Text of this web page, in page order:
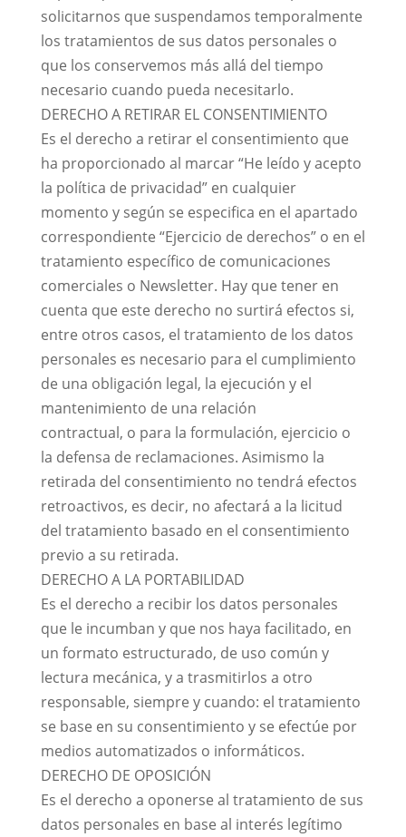
solicitarnos que suspendamos temporalmente
los tratamientos de sus datos personales o
que los conservemos más allá del tiempo
necesario cuando pueda necesitarlo.
DERECHO A RETIRAR EL CONSENTIMIENTO
Es el derecho a retirar el consentimiento que
ha proporcionado al marcar “He leído y acepto
la política de privacidad” en cualquier
momento y según se especifica en el apartado
correspondiente “Ejercicio de derechos” o en el
tratamiento específico de comunicaciones
comerciales o Newsletter. Hay que tener en
cuenta que este derecho no surtirá efectos si,
entre otros casos, el tratamiento de los datos
personales es necesario para el cumplimiento
de una obligación legal, la ejecución y el
mantenimiento de una relación
contractual, o para la formulación, ejercicio o
la defensa de reclamaciones. Asimismo la
retirada del consentimiento no tendrá efectos
retroactivos, es decir, no afectará a la licitud
del tratamiento basado en el consentimiento
previo a su retirada.
DERECHO A LA PORTABILIDAD
Es el derecho a recibir los datos personales
que le incumban y que nos haya facilitado, en
un formato estructurado, de uso común y
lectura mecánica, y a trasmitirlos a otro
responsable, siempre y cuando: el tratamiento
se base en su consentimiento y se efectúe por
medios automatizados o informáticos.
DERECHO DE OPOSICIÓN
Es el derecho a oponerse al tratamiento de sus
datos personales en base al interés legítimo